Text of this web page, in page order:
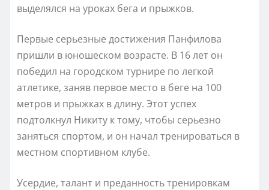
выделялся на уроках бега и прыжков.
Первые серьезные достижения Панфилова
пришли в юношеском возрасте. В 16 лет он
победил на городском турнире по легкой
атлетике, заняв первое место в беге на 100
метров и прыжках в длину. Этот успех
подтолкнул Никиту к тому, чтобы серьезно
заняться спортом, и он начал тренироваться в
местном спортивном клубе.
Усердие, талант и преданность тренировкам